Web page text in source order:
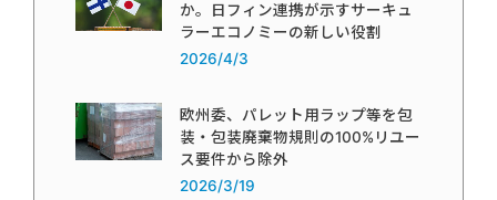
か。日フィン連携が示すサーキュ
ラーエコノミーの新しい役割
2026/4/3
欧州委、パレット用ラップ等を包
装・包装廃棄物規則の100%リユー
ス要件から除外
2026/3/19